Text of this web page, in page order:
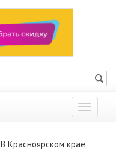
Показать
меню
В Красноярском крае